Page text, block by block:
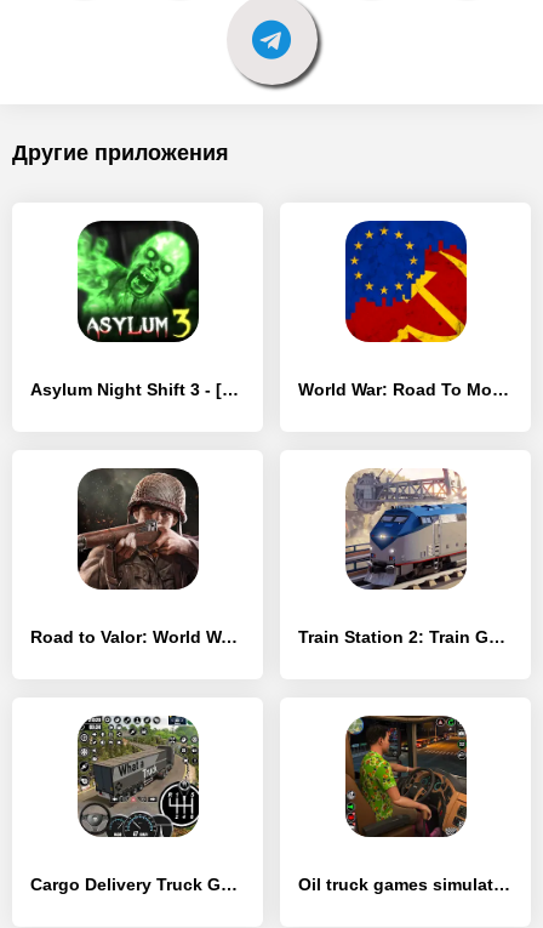
Другие приложения
Asylum Night Shift 3 - [MOD Бесконечные деньги] World War: Road To Moscow - [MOD Бесконечные деньги]
Road to Valor: World War II - [MOD Много денег] Train Station 2: Train Games - [MOD Бесконечные деньги]
Cargo Delivery Truck Games 3D - [MOD Бесконечные монеты] Oil truck games simulator 3D - [MOD Бесконечные деньги]